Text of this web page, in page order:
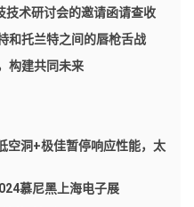
技术研讨会的邀请函请查收
和托兰特之间的唇枪舌战
构建共同未来
空洞+极佳暂停响应性能，太
慕尼黑上海电子展